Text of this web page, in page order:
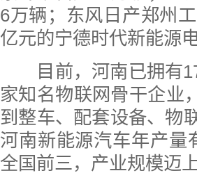
6万辆；东风日产郑州
亿元的宁德时代新能
目前，河南已拥有17
家知名物联网骨干企业
到整车、配套设备、物
河南新能源汽车年产量
全国前三，产业规模迈